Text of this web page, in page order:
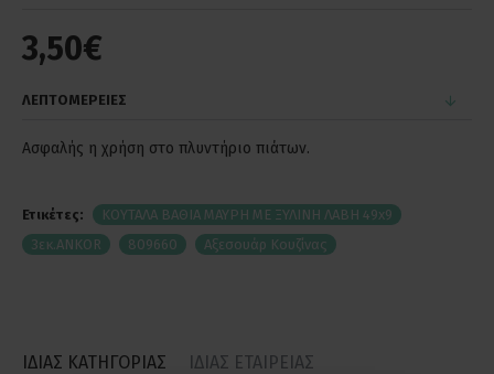
3,50€
ΛΕΠΤΟΜΕΡΕΙΕΣ
Ασφαλής η χρήση στο πλυντήριο πιάτων.
Ετικέτες:
ΚΟΥΤΑΛΑ ΒΑΘΙΑ ΜΑΥΡΗ ΜΕ ΞΥΛΙΝΗ ΛΑΒΗ 49x9
3εκ.ANKOR
809660 Αξεσουάρ Κουζίνας
ΙΔΙΑΣ ΚΑΤΗΓΟΡΙΑΣ ΙΔΙΑΣ ΕΤΑΙΡΕΙΑΣ